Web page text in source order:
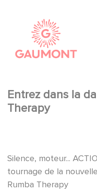
Entrez dans la
Therapy
Silence, moteur...
tournage de la
Rumba Therapy